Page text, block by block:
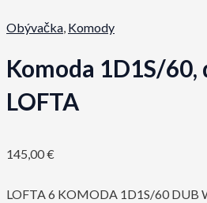
Obývačka, Komody
Komoda 1D1S/
LOFTA
145,00€
LOFTA 6 KOMODA 1D1S/60 DUB